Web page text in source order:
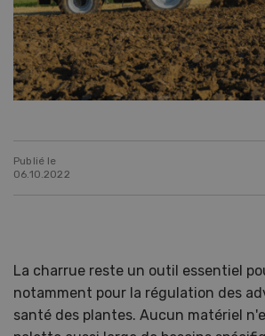
Publié le
06.10.2022
La charrue reste un outil essentiel
notamment pour la régulation des
santé des plantes. Aucun matériel